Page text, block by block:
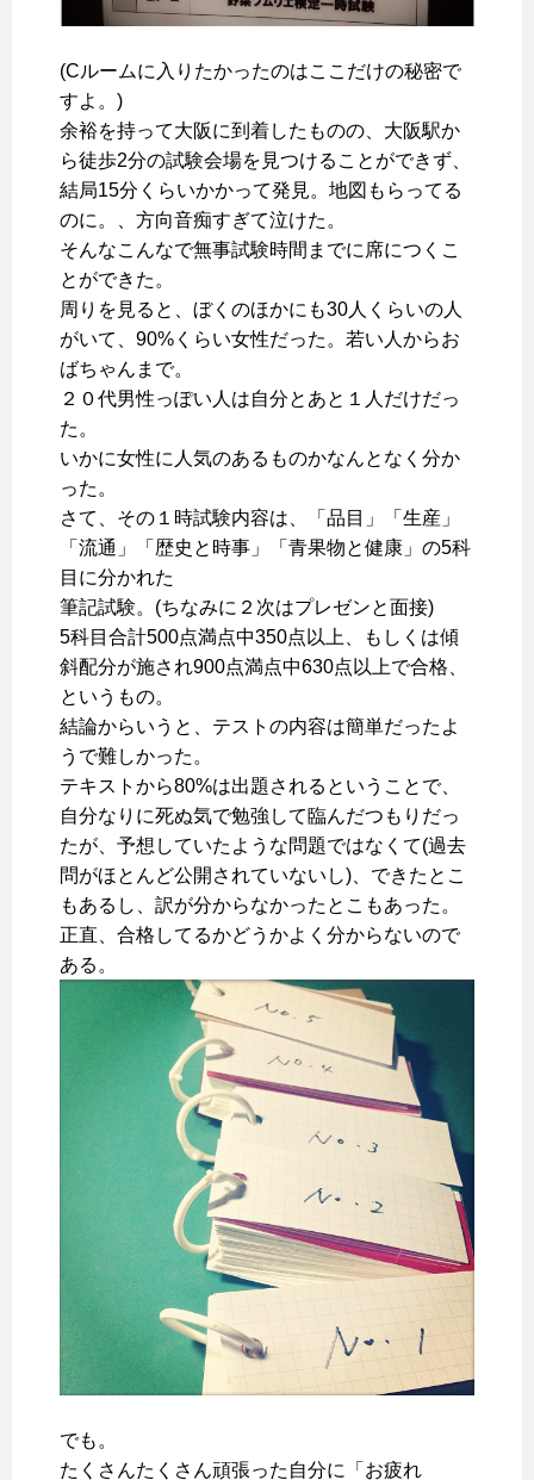
(Cルームに入りたかったのはここだけの秘密で
すよ。)
余裕を持って大阪に到着したものの、大阪駅か
ら徒歩2分の試験会場を見つけることができず、
結局15分くらいかかって発見。地図もらってる
のに。、方向音痴すぎて泣けた。
そんなこんなで無事試験時間までに席につくこ
とができた。
周りを見ると、ぼくのほかにも30人くらいの人
がいて、90%くらい女性だった。若い人からお
ばちゃんまで。
２０代男性っぽい人は自分とあと１人だけだっ
た。
いかに女性に人気のあるものかなんとなく分か
った。
さて、その１時試験内容は、「品目」「生産」
「流通」「歴史と時事」「青果物と健康」の5科
目に分かれた
筆記試験。(ちなみに２次はプレゼンと面接)
5科目合計500点満点中350点以上、もしくは傾
斜配分が施され900点満点中630点以上で合格、
というもの。
結論からいうと、テストの内容は簡単だったよ
うで難しかった。
テキストから80%は出題されるということで、
自分なりに死ぬ気で勉強して臨んだつもりだっ
たが、予想していたような問題ではなくて(過去
問がほとんど公開されていないし)、できたとこ
もあるし、訳が分からなかったとこもあった。
正直、合格してるかどうかよく分からないので
ある。
でも。
たくさんたくさん頑張った自分に「お疲れ